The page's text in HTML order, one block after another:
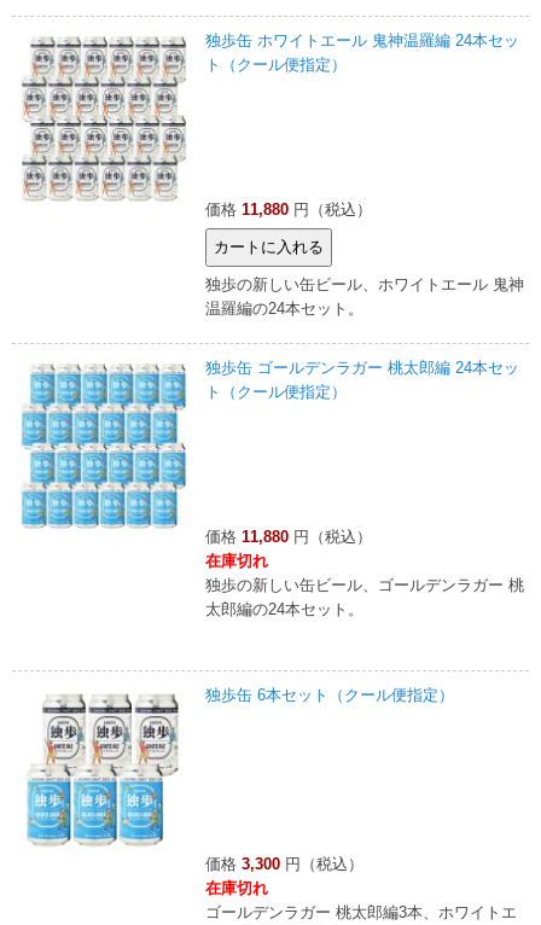
独歩缶 ホワイトエール 鬼神温羅編 24本セッ
ト（クール便指定）
価格 11,880 円（税込）
独歩の新しい缶ビール、ホワイトエール 鬼神
温羅編の24本セット。
独歩缶 ゴールデンラガー 桃太郎編 24本セッ
ト（クール便指定）
価格 11,880 円（税込）
在庫切れ
独歩の新しい缶ビール、ゴールデンラガー 桃
太郎編の24本セット。
独歩缶 6本セット（クール便指定）
価格 3,300 円（税込）
在庫切れ
ゴールデンラガー 桃太郎編3本、ホワイトエ